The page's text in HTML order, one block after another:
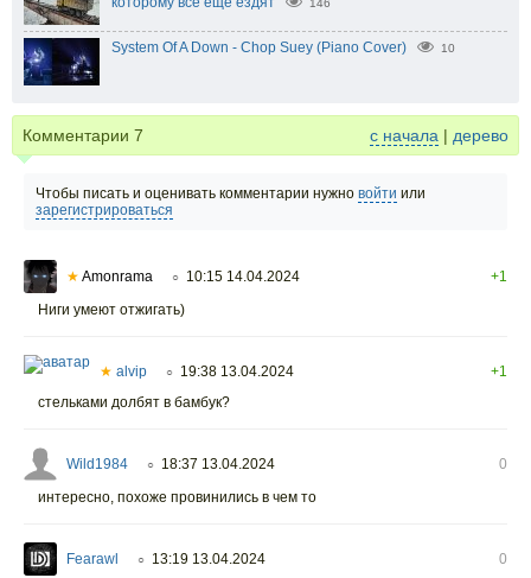
146
System Of A Down - Chop Suey (Piano Cover) 10
Комментарии 7 с начала | дерево
Чтобы писать и оценивать комментарии нужно войти или
зарегистрироваться
★ Amonrama ○ 10:15 14.04.2024
+1
Ниги умеют отжигать)
★ alvip ○ 19:38 13.04.2024
+1
стельками долбят в бамбук?
Wild1984 ○ 18:37 13.04.2024
0
интересно, похоже провинились в чем то
Fearawl ○ 13:19 13.04.2024
0